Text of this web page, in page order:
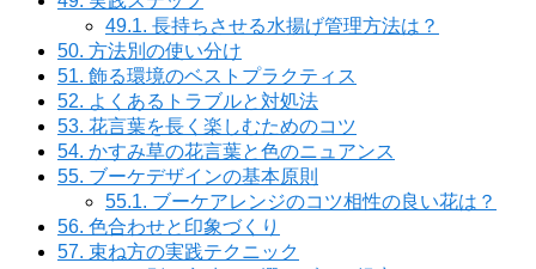
49.1. 長持ちさせる水揚げ管理方法は？
50. 方法別の使い分け
51. 飾る環境のベストプラクティス
52. よくあるトラブルと対処法
53. 花言葉を長く楽しむためのコツ
54. かすみ草の花言葉と色のニュアンス
55. ブーケデザインの基本原則
55.1. ブーケアレンジのコツ相性の良い花は？
56. 色合わせと印象づくり
57. 束ね方の実践テクニック